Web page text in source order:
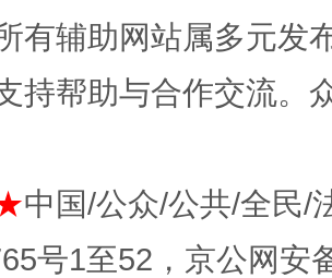
对药下症？
有辅助网站属多元发
持帮助与合作交流。
中国/公众/公共/全民/
号1至52，京公网安